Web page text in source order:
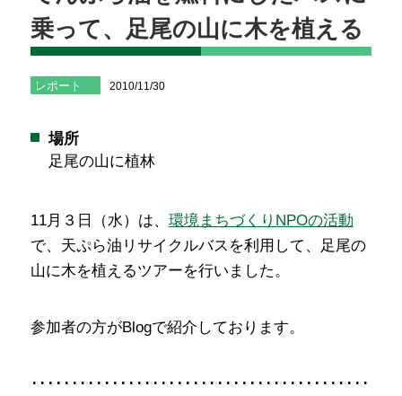
乗って、足尾の山に木を植える
レポート 2010/11/30
場所
足尾の山に植林
11月３日（水）は、 環境まちづくりNPOの活動
で、天ぷら油リサイクルバスを利用して、足尾の
山に木を植えるツアーを行いました。
参加者の方がBlogで紹介しております。
･･･････････････････････････････････････････